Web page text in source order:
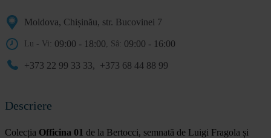
Moldova, Chișinău, str. Bucovinei 7
Lu - Vi: 09:00 - 18:00, Sâ: 09:00 - 16:00
+373 22 99 33 33, +373 68 44 88 99
Descriere
Colecția Officina 01 de la Bertocci, semnată de Luigi Fragola și